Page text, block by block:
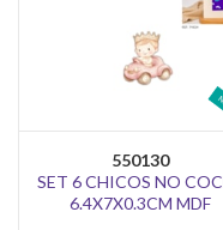
550130
SET 6 CHICOS NO
6.4X7X0.3CM MDF